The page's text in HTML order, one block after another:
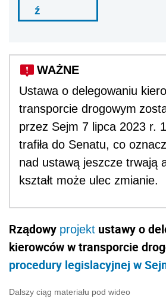
ź
WAŻNE
Ustawa o delegowaniu
transporcie drogowym
przez Sejm 7 lipca 2023 r.
trafiła do Senatu, co
nad ustawą jeszcze trwają
kształt może ulec zmianie.
Rządowy projekt ustawy o
kierowców w transporcie
procedury legislacyjnej w
Dalszy ciąg materiału pod wideo